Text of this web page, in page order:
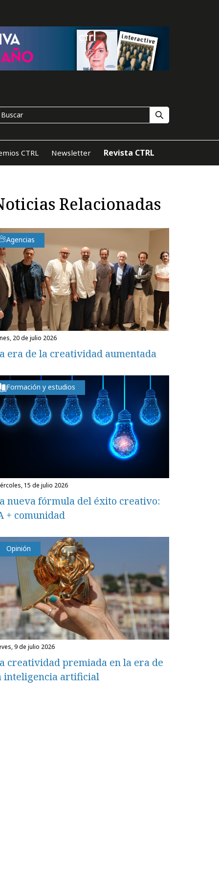
CTRL Newsletter Revista CTRL
Relacionadas
Agencias
20 de julio 2026
era de la creatividad aumentada
Formación y estudios
15 de julio 2026
nueva fórmula del éxito creativo:
+ comunidad
Opinión
9 de julio 2026
creatividad premiada en la era de
inteligencia artificial